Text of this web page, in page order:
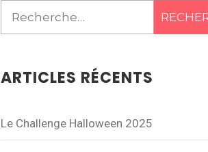
Rechercher :
ARTICLES RÉCENTS
Le Challenge Halloween 2025